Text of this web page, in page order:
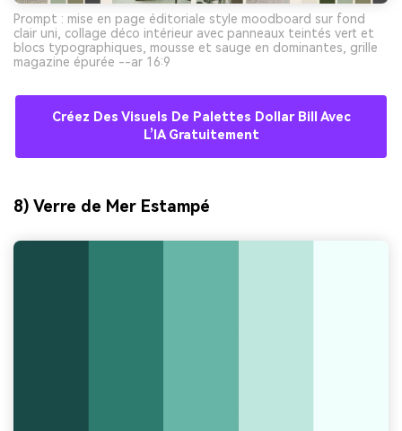
Prompt : mise en page éditoriale style moodboard sur fond
clair uni, collage déco intérieur avec panneaux teintés vert et
blocs typographiques, mousse et sauge en dominantes, grille
magazine épurée --ar 16:9
Créez Des Visuels De Palettes Dollar Bill Avec
L’IA Gratuitement
8) Verre de Mer Estampé